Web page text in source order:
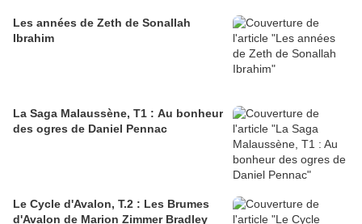
Les années de Zeth de Sonallah
Ibrahim
La Saga Malaussène, T1 : Au bonheur
des ogres de Daniel Pennac
Le Cycle d'Avalon, T.2 : Les Brumes
d'Avalon de Marion Zimmer Bradley